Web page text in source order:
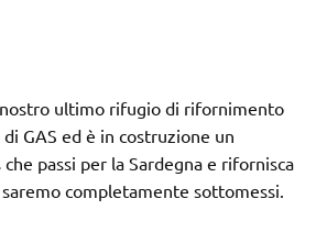
nostro ultimo rifugio di rifornimento
GAS ed è in costruzione un
passi per la Sardegna e rifornisca
saremo completamente sottomessi.